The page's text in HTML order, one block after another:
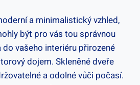
‍a minimalistický ‍vzhled,
být pro vás tou správnou
vašeho interiéru přirozené‍
dojem. ‌Skleněné dveře
a odolné‌ vůči ⁣počasí.